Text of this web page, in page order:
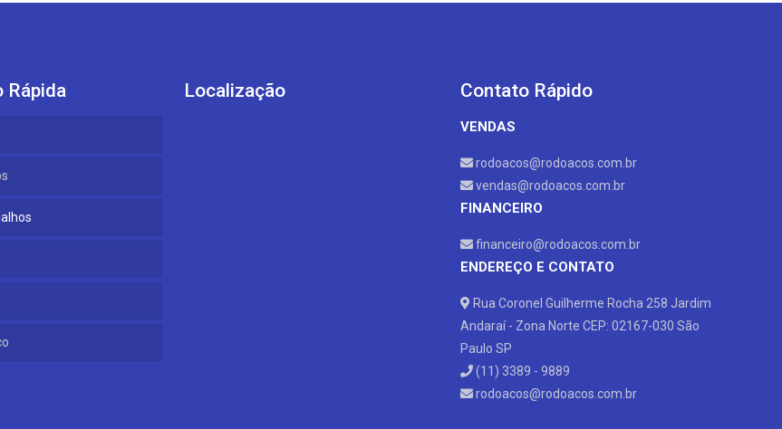
Rápida Localização Contato Rápido
VENDAS
rodoacos@rodoacos.com.br
vendas@rodoacos.com.br
FINANCEIRO
financeiro@rodoacos.com.br
ENDEREÇO E CONTATO
Rua Coronel Guilherme Rocha 258 Jardim
Andaraí - Zona Norte CEP: 02167-030 São
Paulo SP
(11) 3389 - 9889
rodoacos@rodoacos.com.br